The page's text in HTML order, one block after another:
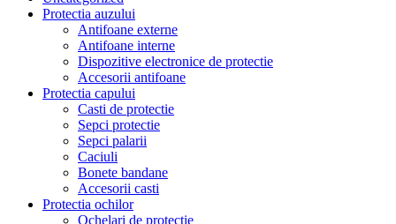
Protectia auzului
Antifoane externe
Antifoane interne
Dispozitive electronice de protectie
Accesorii antifoane
Protectia capului
Casti de protectie
Sepci protectie
Sepci palarii
Caciuli
Bonete bandane
Accesorii casti
Protectia ochilor
Ochelari de protectie